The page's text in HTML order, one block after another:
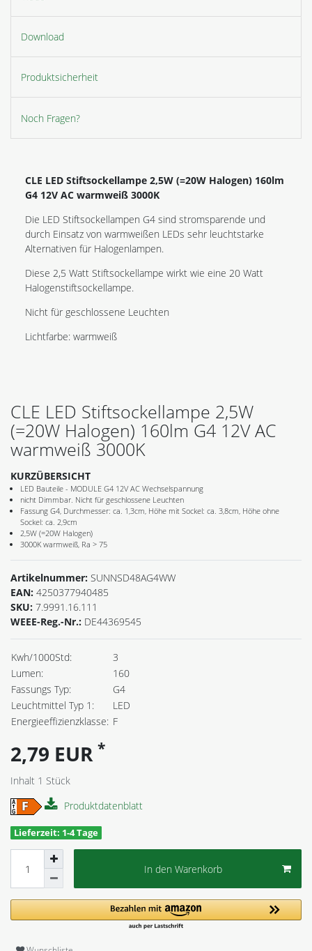
Download
Produktsicherheit
Noch Fragen?
CLE LED Stiftsockellampe 2,5W (=20W Halogen) 160lm
G4 12V AC warmweiß 3000K
Die LED Stiftsockellampen G4 sind stromsparende und
durch Einsatz von warmweißen LEDs sehr leuchtstarke
Alternativen für Halogenlampen.
Diese 2,5 Watt Stiftsockellampe wirkt wie eine 20 Watt
Halogenstiftsockellampe.
Nicht für geschlossene Leuchten
Lichtfarbe: warmweiß
CLE LED Stiftsockellampe 2,5W
(=20W Halogen) 160lm G4 12V AC
warmweiß 3000K
KURZÜBERSICHT
LED Bauteile - MODULE G4 12V AC Wechselspannung
nicht Dimmbar. Nicht für geschlossene Leuchten
Fassung G4, Durchmesser: ca. 1,3cm, Höhe mit Sockel: ca. 3,8cm, Höhe ohne
Sockel: ca. 2,9cm
2,5W (=20W Halogen)
3000K warmweiß, Ra > 75
Artikelnummer: SUNNSD48AG4WW
EAN: 4250377940485
SKU: 7.9991.16.111
WEEE-Reg.-Nr.: DE44369545
Kwh/1000Std:
3
Lumen:
160
Fassungs Typ:
G4
Leuchtmittel Typ 1:
LED
Energieeffizienzklasse: F
2,79 EUR *
Inhalt 1 Stück
Produktdatenblatt
Lieferzeit: 1-4 Tage
In den Warenkorb